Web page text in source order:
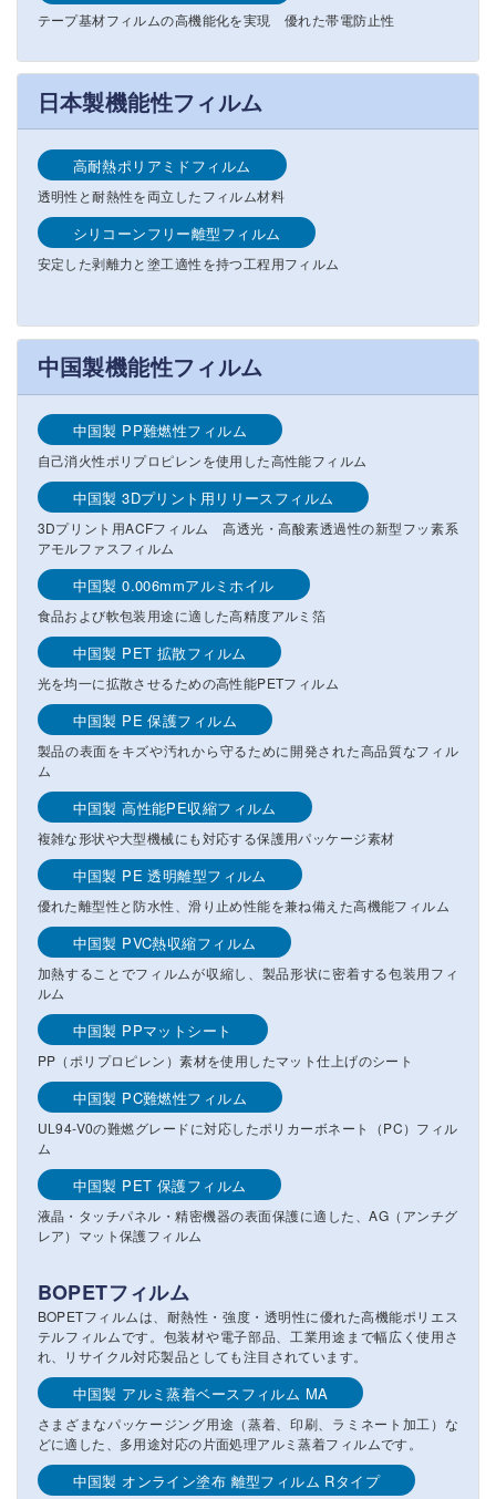
テープ基材フィルムの高機能化を実現 優れた帯電防止性
日本製機能性フィルム
高耐熱ポリアミドフィルム
透明性と耐熱性を両立したフィルム材料
シリコーンフリー離型フィルム
安定した剥離力と塗工適性を持つ工程用フィルム
中国製機能性フィルム
中国製 PP難燃性フィルム
自己消火性ポリプロピレンを使用した高性能フィルム
中国製 3Dプリント用リリースフィルム
3Dプリント用ACFフィルム 高透光・高酸素透過性の新型フッ素系
アモルファスフィルム
中国製 0.006mmアルミホイル
食品および軟包装用途に適した高精度アルミ箔
中国製 PET 拡散フィルム
光を均一に拡散させるための高性能PETフィルム
中国製 PE 保護フィルム
製品の表面をキズや汚れから守るために開発された高品質なフィル
ム
中国製 高性能PE収縮フィルム
複雑な形状や大型機械にも対応する保護用パッケージ素材
中国製 PE 透明離型フィルム
優れた離型性と防水性、滑り止め性能を兼ね備えた高機能フィルム
中国製 PVC熱収縮フィルム
加熱することでフィルムが収縮し、製品形状に密着する包装用フィ
ルム
中国製 PPマットシート
PP（ポリプロピレン）素材を使用したマット仕上げのシート
中国製 PC難燃性フィルム
UL94-V0の難燃グレードに対応したポリカーボネート（PC）フィル
ム
中国製 PET 保護フィルム
液晶・タッチパネル・精密機器の表面保護に適した、AG（アンチグ
レア）マット保護フィルム
BOPETフィルム
BOPETフィルムは、耐熱性・強度・透明性に優れた高機能ポリエス
テルフィルムです。包装材や電子部品、工業用途まで幅広く使用さ
れ、リサイクル対応製品としても注目されています。
中国製 アルミ蒸着ベースフィルム MA
さまざまなパッケージング用途（蒸着、印刷、ラミネート加工）な
どに適した、多用途対応の片面処理アルミ蒸着フィルムです。
中国製 オンライン塗布 離型フィルム Rタイプ